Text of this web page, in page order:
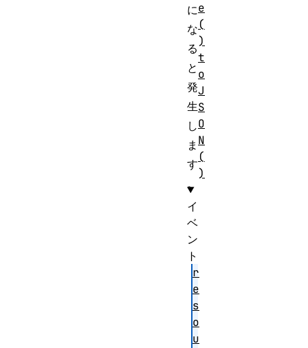
に
な
る
と
発
生
し
ま
す
。
e
(
)
t
o
J
S
O
N
(
)
イ
ベ
ン
ト
r
e
s
o
u